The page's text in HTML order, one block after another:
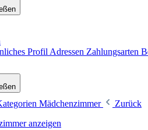
Profil Adressen Zahlungsarten
Mädchenzimmer
Zurück
anzeigen